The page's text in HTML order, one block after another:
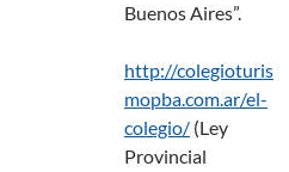
Buenos Aires”.
http://colegioturis
mopba.com.ar/el-
colegio/ (Ley
Provincial